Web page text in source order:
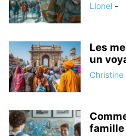
Lionel -
Les
un
Christine
famille